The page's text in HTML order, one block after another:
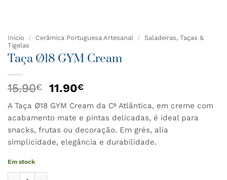
Início / Cerâmica Portuguesa Artesanal / Saladeiras, Taças &
Tigelas
Taça Ø18 GYM Cream
15.90€
O
original
era:
15.90€.
11.90€O
atual
é:
11.90€.
A Taça Ø18 GYM Cream da Cª Atlântica, em creme com
acabamento mate e pintas delicadas, é ideal para
snacks, frutas ou decoração. Em grés, alia
simplicidade, elegância e durabilidade.
Em stock